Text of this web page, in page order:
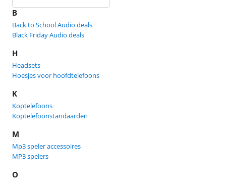
B
Back to School Audio deals
Black Friday Audio deals
H
Headsets
Hoesjes voor hoofdtelefoons
K
Koptelefoons
Koptelefoonstandaarden
M
Mp3 speler accessoires
MP3 spelers
O